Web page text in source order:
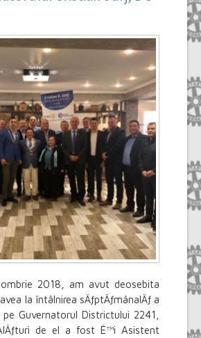
2018, am avut deosebita
la întâlnirea sÄƒptÄƒmânalÄƒ a
Guvernatorul Districtului 2241,
de el a fost È™i Asistent